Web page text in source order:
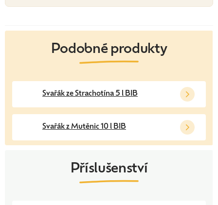
Svařák ze Strachotína 5 l BIB
Svařák z Mutěnic 10 l BIB